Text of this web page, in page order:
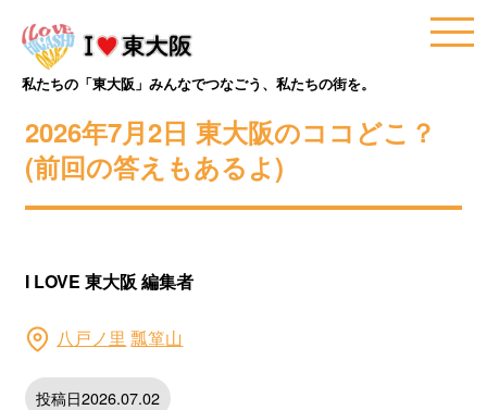
私たちの「東大阪」みんなでつなごう、私たちの街を。
2026年7月2日 東大阪のココどこ？
(前回の答えもあるよ)
I LOVE 東大阪 編集者
八戸ノ里 瓢箪山
投稿日2026.07.02